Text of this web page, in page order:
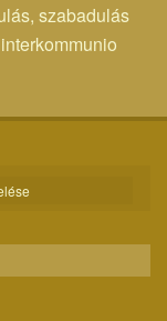
szabadulás